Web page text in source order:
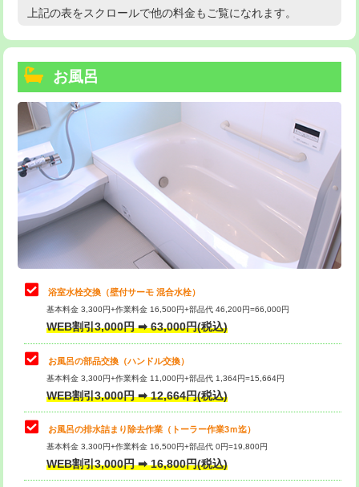
高度高圧洗浄換 現地調査
トーラー機使用/3mまで
追加トーラー機使用/3m超え
カメラ調査 33,000円
桝清掃 8,800円
止水・漏水調査・防水処理・清掃・修
理・調整・分解・加工など（軽作業）
止水・漏水調査・防水処理・清掃・修
理・調整・分解・加工など（中作業）
22,000円
止水・漏水調査・防水処理・清掃・修
理・調整・分解・加工など（重作業）
33,000円
トイレタンク脱着
トイレ便器脱着
タンクレストイレ脱着 33,000円
小便器トイレ脱着
上記の表をスクロールで他の料金もご覧になれます。
お風呂
浴室水栓交換（壁付サーモ 混合水栓）
基本料金 3,300円+作業料金 16,500円+部品代 46,200円=66,000円
WEB割引3,000円 ➡ 63,000円(税込)
お風呂の部品交換（ハンドル交換）
基本料金 3,300円+作業料金 11,000円+部品代 1,364円=15,664円
WEB割引3,000円 ➡ 12,664円(税込)
お風呂の排水詰まり除去作業（トーラー作業3ｍ迄）
基本料金 3,300円+作業料金 16,500円+部品代 0円=19,800円
WEB割引3,000円 ➡ 16,800円(税込)